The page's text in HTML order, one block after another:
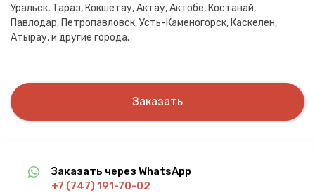
Уральск, Тараз, Кокшетау, Актау, Актобе, Костанай,
Павлодар, Петропавловск, Усть-Каменогорск, Каскелен,
Атырау, и другие города.
Заказать
Заказать через WhatsApp
+7 (747) 191-70-02